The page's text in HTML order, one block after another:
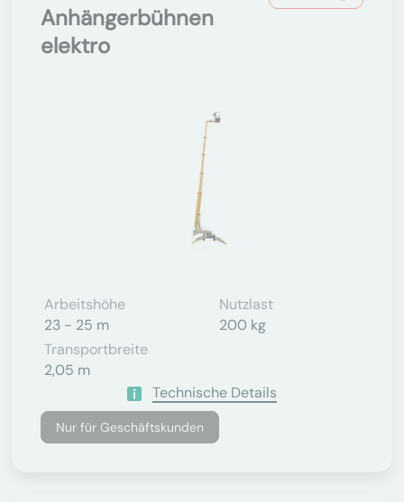
Anhängerbühnen
elektro
Arbeitshöhe
23 - 25 m
Nutzlast
200 kg
Transportbreite
2,05 m
Technische Details
Nur für Geschäftskunden